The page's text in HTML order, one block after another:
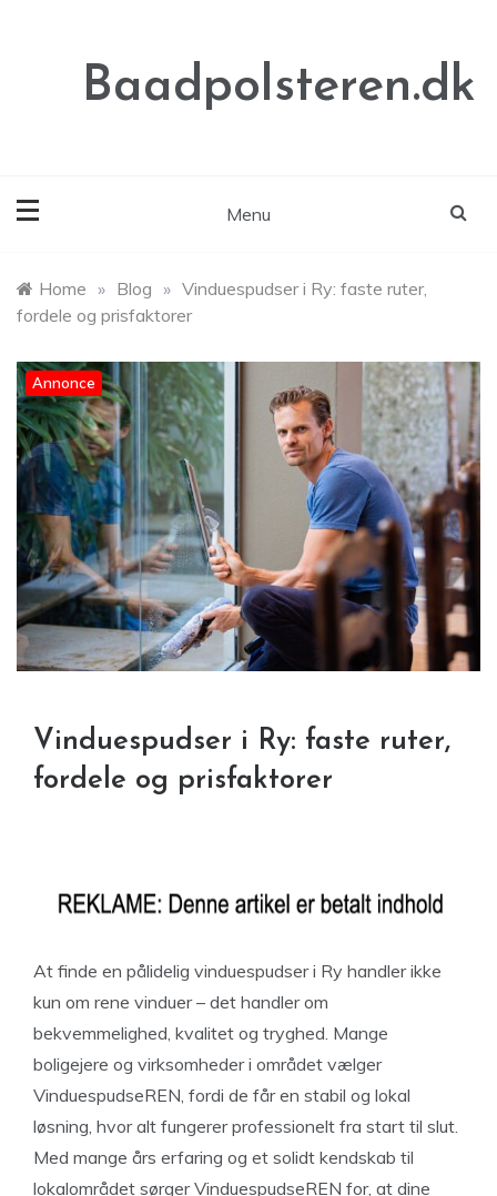
Baadpolsteren.dk
Menu
Home » Blog » Vinduespudser i Ry: faste ruter,
fordele og prisfaktorer
Annonce
Vinduespudser i Ry: faste ruter,
fordele og prisfaktorer
At finde en pålidelig vinduespudser i Ry handler ikke
kun om rene vinduer – det handler om
bekvemmelighed, kvalitet og tryghed. Mange
boligejere og virksomheder i området vælger
VinduespudseREN, fordi de får en stabil og lokal
løsning, hvor alt fungerer professionelt fra start til slut.
Med mange års erfaring og et solidt kendskab til
lokalområdet sørger VinduespudseREN for, at dine